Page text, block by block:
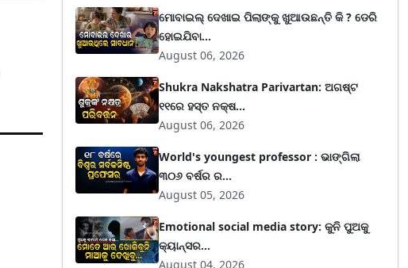
ମୋବାଇଲ୍ ଦେଖାଇ ପିଲାଙ୍କୁ ଖୁଆଉଛନ୍ତି କି ? ଡେରି
ହୋଇଯିବା...
August 06, 2026
Shukra Nakshatra Parivartan: ଅଗଷ୍ଟ
୧୧ରେ ହସ୍ତ ନକ୍ଷ...
August 06, 2026
World's youngest professor : ଭାଙ୍ଗିଲା
୩୦୬ ବର୍ଷର ର...
August 05, 2026
Emotional social media story: କୁନି ପୁଅକୁ
କ୍ୟାନ୍ସର...
August 04, 2026